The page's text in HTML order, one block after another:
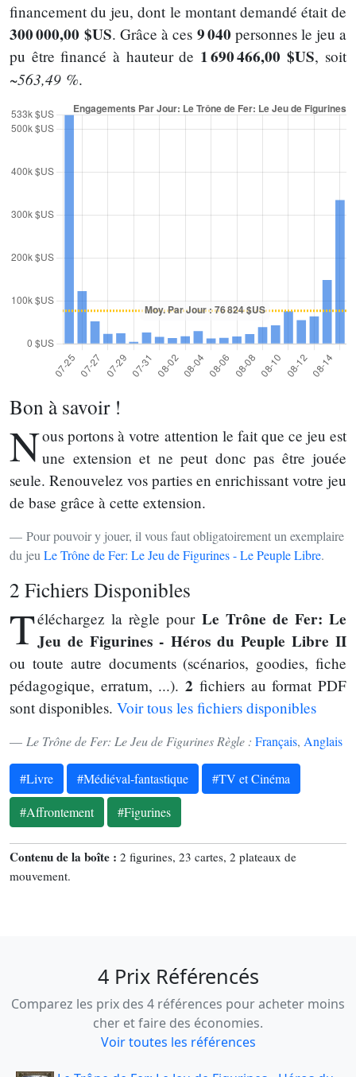
financement du jeu, dont le montant demandé était de
300 000,00 $US. Grâce à ces 9 040 personnes le jeu a
pu être financé à hauteur de 1 690 466,00 $US, soit
~563,49 %.
Bon à savoir !
Nous portons à votre attention le fait que ce jeu est
une extension et ne peut donc pas être jouée
seule. Renouvelez vos parties en enrichissant votre jeu
de base grâce à cette extension.
Pour pouvoir y jouer, il vous faut obligatoirement un exemplaire
du jeu Le Trône de Fer: Le Jeu de Figurines - Le Peuple Libre.
2 Fichiers Disponibles
Téléchargez la règle pour Le Trône de Fer: Le
Jeu de Figurines - Héros du Peuple Libre II
ou toute autre documents (scénarios, goodies, fiche
pédagogique, erratum, ...).2 fichiers au format PDF
sont disponibles. Voir tous les fichiers disponibles
Le Trône de Fer: Le Jeu de Figurines Règle : Français, Anglais
#Livre #Médiéval-fantastique
#TV et Cinéma
#Affrontement
#Figurines
Contenu de la boîte : 2 figurines, 23 cartes, 2 plateaux de
mouvement.
4 Prix Référencés
Comparez les prix des 4 références pour acheter moins
cher et faire des économies.
Voir toutes les références